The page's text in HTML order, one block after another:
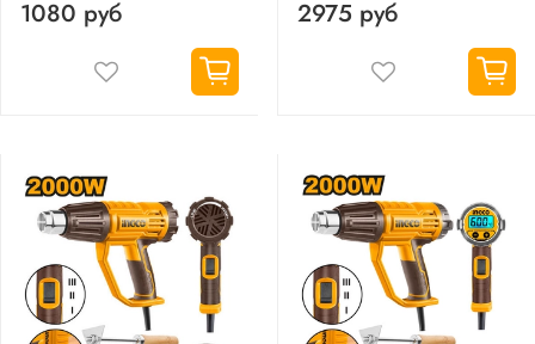
1080 руб 2975 руб